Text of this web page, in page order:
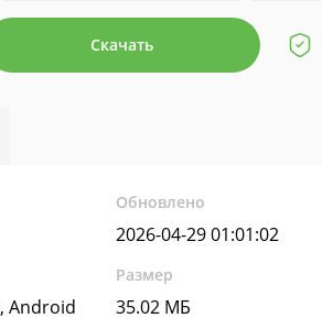
Скачать
Обновлено
2026-04-29 01:01:02
Android
Размер
35.02 МБ